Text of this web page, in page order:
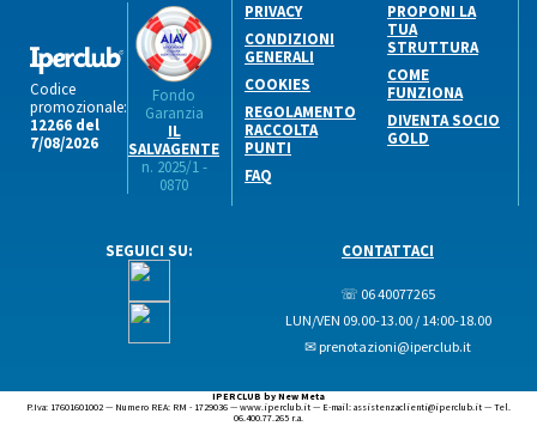
Codice
promozionale:
12266 del
7/08/2026
Fondo
Garanzia
IL
SALVAGENTE
n. 2025/1 -
0870
PRIVACY
CONDIZIONI
GENERALI
COOKIES
REGOLAMENTO
RACCOLTA
PUNTI
FAQ
PROPONI LA
TUA
STRUTTURA
COME
FUNZIONA
DIVENTA SOCIO
GOLD
SEGUICI SU: CONTATTACI
☏ 06 40077265
LUN/VEN 09.00-13.00 / 14:00-18.00
✉ prenotazioni@iperclub.it
IPERCLUB by New Meta
P.Iva: 17601601002 — Numero REA: RM - 1729036 — www.iperclub.it — E-mail: assistenzaclienti@iperclub.it — Tel.
06.400.77.265 r.a.